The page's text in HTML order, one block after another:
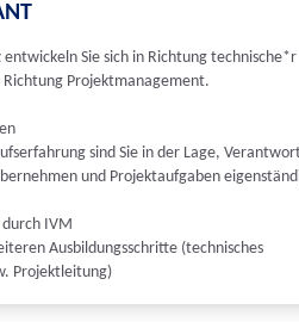
entwickeln Sie sich in Richtung technische*r
Projektmanagement.
sind Sie in der Lage,
und Projektaufgaben
IVM
Ausbildungsschritte (technisches
Projektleitung)